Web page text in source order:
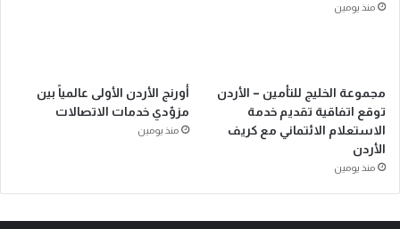
منذ يومين
مجموعة الخليج للتأمين – الأردن
توقع اتفاقية تقديم خدمة
الاستعلام الائتماني مع كريف
الأردن
منذ يومين
أورنج الأردن الأولى عالمياً بين
مزوّدي خدمات الاتصالات
منذ يومين